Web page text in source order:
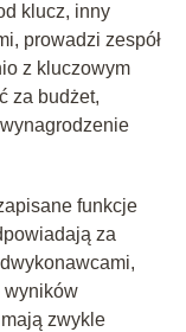
klucz, inny
prowadzi zespół
z kluczowym
za budżet,
funkcje
za
wyników
zwykle